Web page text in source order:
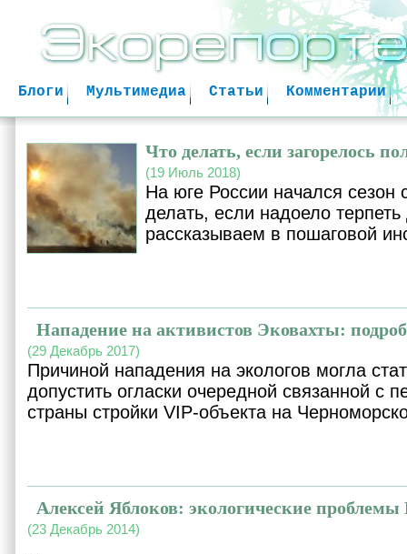
Комментарии
Статьи
Мультимедиа
Блоги
Что делать, если загорелось
(19 Июль 2018)
На юге России начался сезон
делать, если надоело
рассказываем в пошаговой
Нападение на активистов Эковахты:
(29 Декабрь 2017)
Причиной нападения на экологов могла
допустить огласки очередной связанной с
страны стройки VIP-объекта на
Алексей Яблоков: экологические
(23 Декабрь 2014)